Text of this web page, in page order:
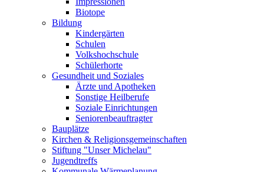
Biotope
Bildung
Kindergärten
Schulen
Volkshochschule
Schülerhorte
Gesundheit und Soziales
Ärzte und Apotheken
Sonstige Heilberufe
Soziale Einrichtungen
Seniorenbeauftragter
Bauplätze
Kirchen & Religionsgemeinschaften
Stiftung "Unser Michelau"
Jugendtreffs